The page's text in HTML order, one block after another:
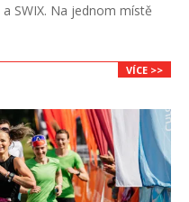
SWIX. Na jednom místě
VÍCE >>